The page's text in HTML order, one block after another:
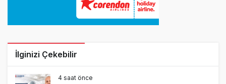
İlginizi Çekebilir
4 saat önce